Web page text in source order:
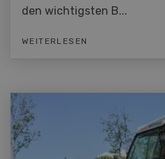
den wichtigsten B...
WEITERLESEN